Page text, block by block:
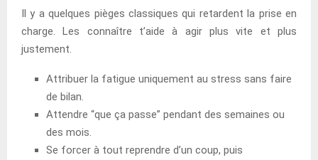
Il y a quelques pièges classiques qui retardent la prise en
charge. Les connaître t’aide à agir plus vite et plus
justement.
Attribuer la fatigue uniquement au stress sans faire
de bilan.
Attendre “que ça passe” pendant des semaines ou
des mois.
Se forcer à tout reprendre d’un coup, puis